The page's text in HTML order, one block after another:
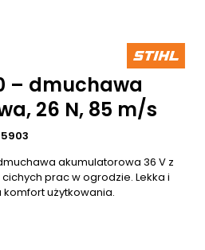
– dmuchawa
26 N, 85 m/s
akumulatorowa 36 V z
prac w ogrodzie. Lekka i
użytkowania.